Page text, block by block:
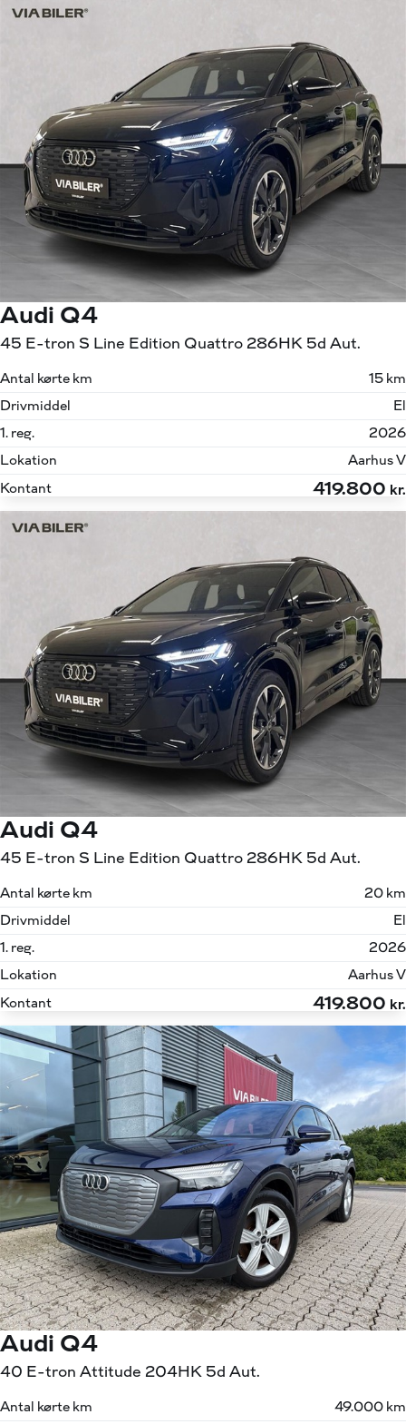
Audi Q4
45 E-tron S Line Edition Quattro 286HK 5d Aut.
Antal kørte km
15 km
Drivmiddel
El
1. reg.
2026
Lokation
Aarhus V
Kontant
419.800 kr.
Audi Q4
45 E-tron S Line Edition Quattro 286HK 5d Aut.
Antal kørte km
20 km
Drivmiddel
El
1. reg.
2026
Lokation
Aarhus V
Kontant
419.800 kr.
Audi Q4
40 E-tron Attitude 204HK 5d Aut.
Antal kørte km
49.000 km